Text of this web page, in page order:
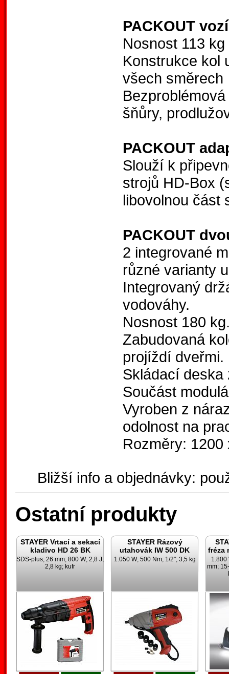
PACKOUT
Nosnost 113 kg
Konstrukce kol
všech směrech
šňůry,
PACKOUT
Slouží k
strojů HD-Box
libovolnou část
PACKOUT
2 integrované
různé varianty
Integrovaný
vodováhy.
Nosnost 180
Zabudovaná
projíždí dveřmi.
Skládací deska
Součást
Vyroben z
odolnost na
Rozměry:
Bližší info a objednávky:
Ostatní produkty
STAYER Vrtací a sekací
kladivo HD 26 BK
SDS-plus; 26 mm; 800 W; 2,8 J;
2,8 kg; kufr
STAYER Rázový
utahovák IW 500 DK
1.050 W; 500 Nm; 1/2"; 3,5 kg
fréza
1.800
mm;